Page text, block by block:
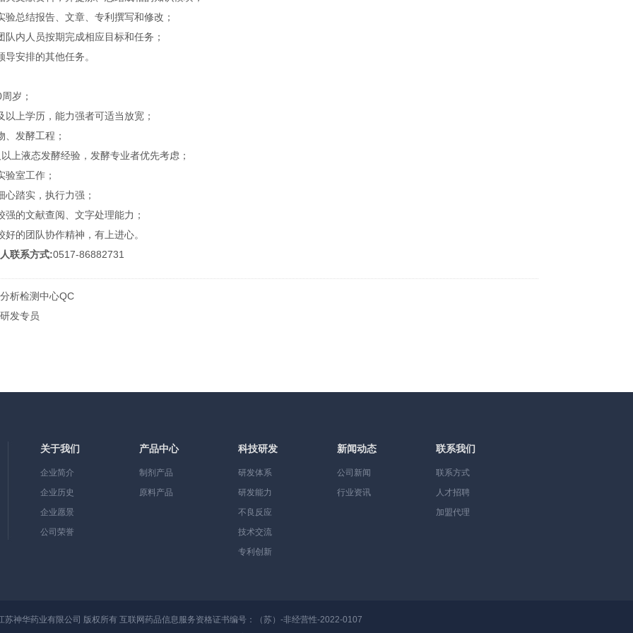
验总结报告、文章、专利撰写和修改；
队内人员按期完成相应目标和任务；
导安排的其他任务。
岁；
以上学历，能力强者可适当放宽；
、发酵工程；
上液态发酵经验，发酵专业者优先考虑；
验室工作；
心踏实，执行力强；
较强的文献查阅、文字处理能力；
好的团队协作精神，有上进心。
联系方式:0517-86882731​
分析检测中心QC
研发专员
关于我们
企业简介
企业历史
企业愿景
公司荣誉
产品中心
制剂产品
原料产品
科技研发
研发体系
研发能力
不良反应
技术交流
专利创新
新闻动态
公司新闻
行业资讯
联系我们
联系方式
人才招聘
加盟代理
苏神华药业有限公司 版权所有 互联网药品信息服务资格证书编号：（苏）-非经营性-2022-0107